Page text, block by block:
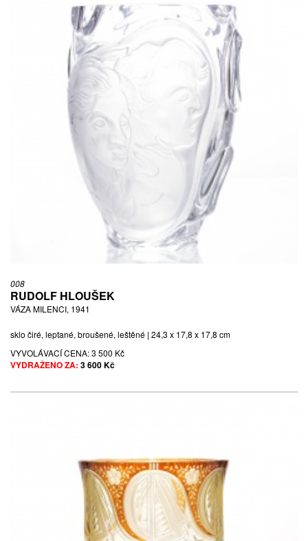
008
RUDOLF HLOUŠEK
VÁZA MILENCI, 1941
sklo čiré, leptané, broušené, leštěné | 24,3 x 17,8 x 17,8 cm
VYVOLÁVACÍ CENA:3 500 Kč
VYDRAŽENO ZA: 3 600 Kč